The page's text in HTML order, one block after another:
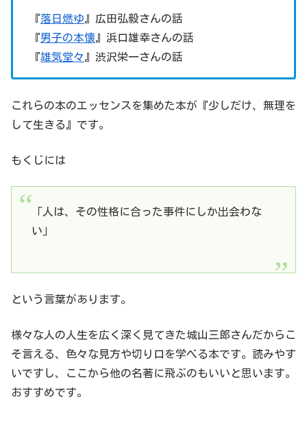
『落日燃ゆ 』広田弘毅さんの話
『男子の本懐 』浜口雄幸さんの話
『雄気堂々 』渋沢栄一さんの話
これらの本のエッセンスを集めた本が『少しだけ、無理を
して生きる』です。
もくじには
「人は、その性格に合った事件にしか出会わな
い」
という言葉があります。
様々な人の人生を広く深く見てきた城山三郎さんだからこ
そ言える、色々な見方や切り口を学べる本です。読みやす
いですし、ここから他の名著に飛ぶのもいいと思います。
おすすめです。